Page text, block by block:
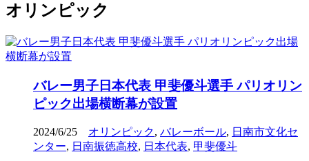
オリンピック
バレー男子日本代表 甲斐優斗選手 パリオリン
ピック出場横断幕が設置
2024/6/25 オリンピック, バレーボール, 日南市文化セ
ンター, 日南振徳高校, 日本代表, 甲斐優斗